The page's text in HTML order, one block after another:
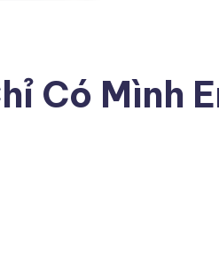
Có Mình